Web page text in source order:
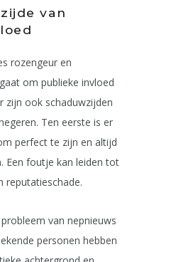
van
rozengeur en
om publieke invloed
zijn ook schaduwzijden
Ten eerste is er
perfect te zijn en altijd
Een foutje kan leiden tot
reputatieschade.
van nepnieuws
personen hebben